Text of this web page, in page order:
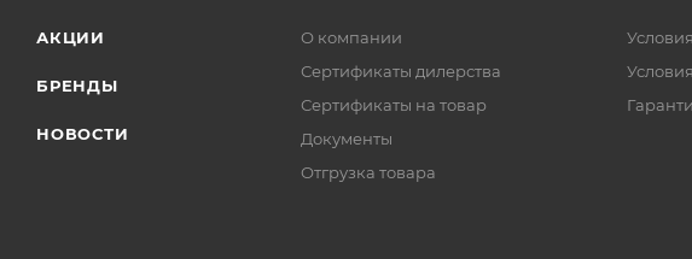
АКЦИИ
БРЕНДЫ
НОВОСТИ
О компании
Сертификаты дилерства
Сертификаты на товар
Документы
Отгрузка товара